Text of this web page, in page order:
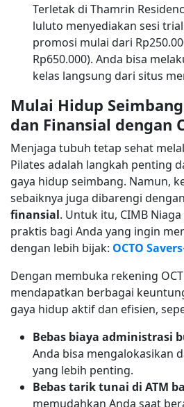
Terletak di Thamrin
luluto menyediakan sesi
promosi mulai dari
Rp650.000). Anda bisa
kelas langsung dari situs
Mulai Hidup
dan Finansial dengan
Menjaga tubuh tetap sehat
Pilates adalah langkah penting
gaya hidup seimbang. Namun,
sebaiknya juga dibarengi dengan
finansial. Untuk itu, CIMB
praktis bagi Anda yang ingin
dengan lebih bijak: OCTO
Dengan membuka rekening
mendapatkan berbagai
gaya hidup aktif dan efisien,
Bebas biaya administrasi
Anda bisa mengalokasikan
yang lebih penting.
Bebas tarik tunai di ATM
memudahkan Anda saat